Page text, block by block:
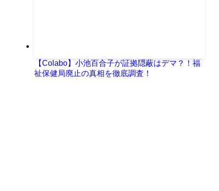
【Colabo】小池百合子が証拠隠蔽はデマ？！福
祉保健局廃止の真相を徹底調査！